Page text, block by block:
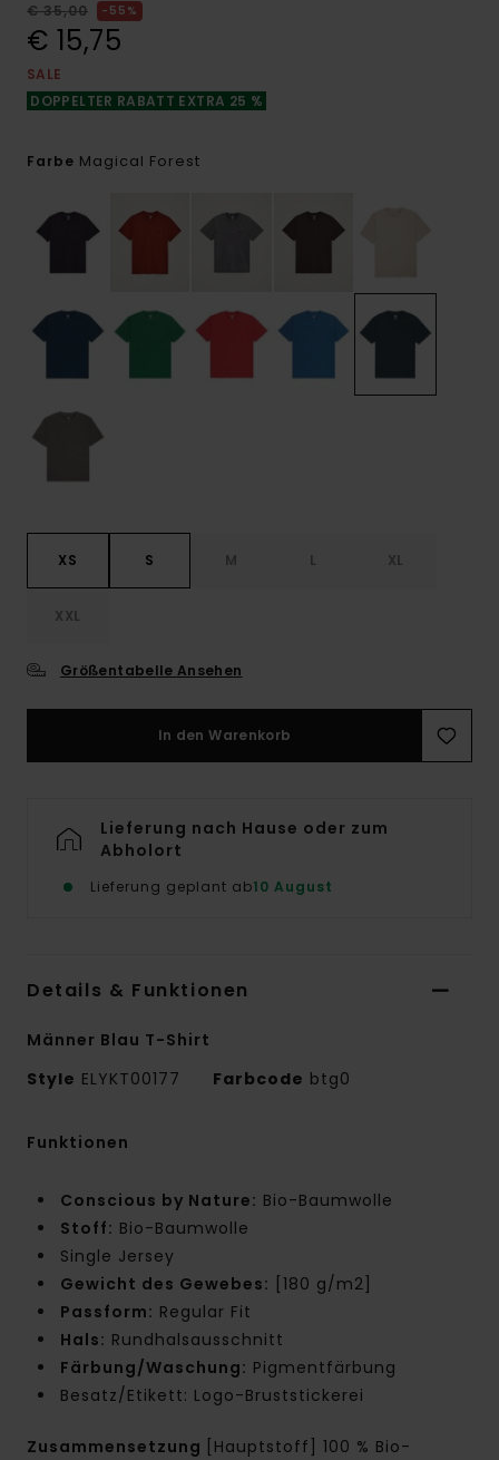
€ 35,00
55%
€ 15,75
SALE
DOPPELTER RABATT EXTRA 25 %
Farbe Magical Forest
XS S M L XL
XXL
Größentabelle Ansehen
In den Warenkorb
Lieferung nach Hause oder zum
Abholort
Lieferung geplant ab10 August
Details & Funktionen
Männer Blau T-Shirt
Style ELYKT00177 Farbcode btg0
Funktionen
Conscious by Nature: Bio-Baumwolle
Stoff: Bio-Baumwolle
Single Jersey
Gewicht des Gewebes: [180 g/m2]
Passform: Regular Fit
Hals: Rundhalsausschnitt
Färbung/Waschung: Pigmentfärbung
Besatz/Etikett: Logo-Bruststickerei
Zusammensetzung
[Hauptstoff] 100 % Bio-